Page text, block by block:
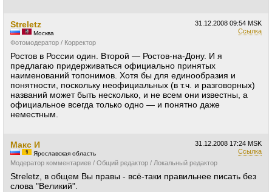
31.12.2008 09:54 MSK
Ссылка
Streletz
Москва
Фотомодератор / Корректор
Ростов в России один. Второй — Ростов-на-Дону. И я
предлагаю придерживаться официально принятых
наименований топонимов. Хотя бы для единообразия и
понятности, поскольку неофициальных (в т.ч. и разговорных)
названий может быть несколько, и не всем они известны, а
официальное всегда только одно — и понятно даже
неместным.
31.12.2008 17:24 MSK
Ссылка
Макс И
Ярославская область
Модератор комментариев / Общий редактор / Локальный редактор
Streletz, в общем Вы правы - всё-таки правильнее писать без
слова "Великий".